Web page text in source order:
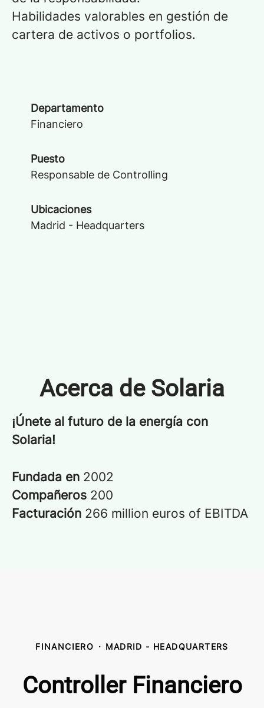
Habilidades valorables en gestión de
cartera de activos o portfolios.
Departamento
Financiero
Puesto
Responsable de Controlling
Ubicaciones
Madrid - Headquarters
Acerca de Solaria
¡Únete al futuro de la energía con
Solaria!
Fundada en 2002
Compañeros 200
Facturación 266 million euros of EBITDA
FINANCIERO · MADRID - HEADQUARTERS
Controller Financiero